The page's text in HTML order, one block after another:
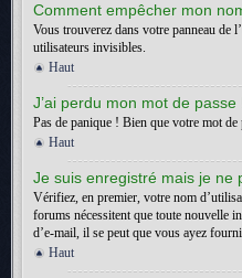
Comment empêcher mon
Vous trouverez dans votre panneau de
utilisateurs invisibles.
Haut
J’ai perdu mon mot de passe
Pas de panique ! Bien que votre mot
Haut
Je suis enregistré mais je ne
Vérifiez, en premier, votre nom
forums nécessitent que toute nouvelle
d’e-mail, il se peut que vous ayez
Haut